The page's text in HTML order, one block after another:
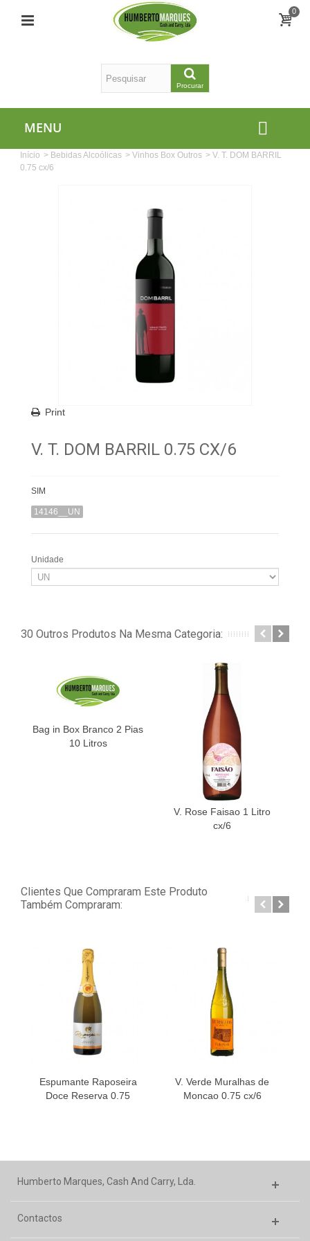
0
Procurar
MENU
Início > Bebidas Alcoólicas > Vinhos Box Outros > V. T. DOM BARRIL
0.75 cx/6
Print
V. T. DOM BARRIL 0.75 CX/6
SIM
14146__UN
Unidade
30 Outros Produtos Na Mesma Categoria:
Bag in Box Branco 2 Pias
10 Litros
V. Rose Faisao 1 Litro
cx/6
Clientes Que Compraram Este Produto
Também Compraram:
Espumante Raposeira
Doce Reserva 0.75
V. Verde Muralhas de
Moncao 0.75 cx/6
Humberto Marques, Cash And Carry, Lda.
Contactos